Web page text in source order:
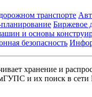
транспорте
Биржевое
и основы
безопасность
хранение и
и их поиск в